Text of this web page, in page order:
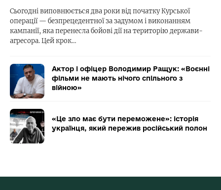
Сьогодні виповнюється два роки від початку Курської
операції — безпрецедентної за задумом і виконанням
кампанії, яка перенесла бойові дії на територію держави-
агресора. Цей крок…
Актор і офіцер Володимир Ращук: «Воєнні
фільми не мають нічого спільного з
війною»
«Це зло має бути переможене»: історія
українця, який пережив російський полон